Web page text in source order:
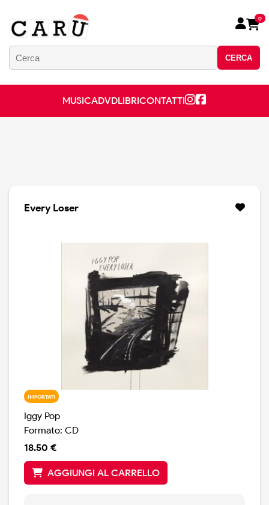
CERCA
0
MUSICADVDLIBRICONTATTI
Every Loser
IMPORTATI
Iggy Pop
Formato: CD
18.50 €
AGGIUNGI AL CARRELLO